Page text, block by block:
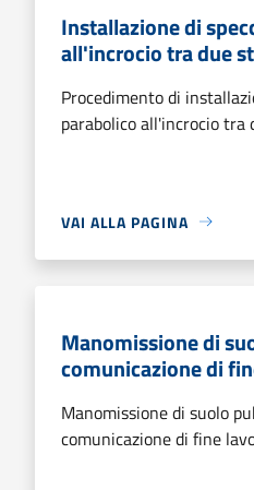
Installazione di
all'incrocio tra due
Procedimento di
parabolico all'incrocio tra
VAI ALLA PAGINA
Manomissione di
comunicazione di
Manomissione di suolo
comunicazione di fine